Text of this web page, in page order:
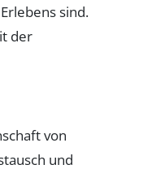
sind.
der
von
und